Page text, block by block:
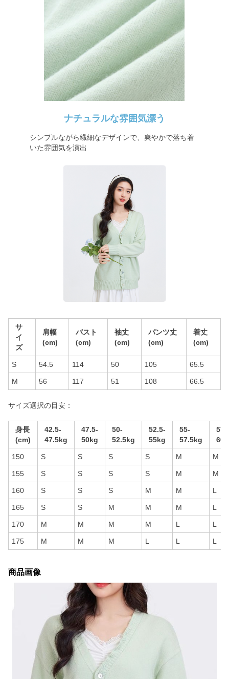
ナチュラルな雰囲気漂う
シンプルながら繊細なデザインで、爽やかで落ち着
いた雰囲気を演出
サ
イ
ズ
肩幅
(cm)
バスト
(cm)
袖丈
(cm)
パンツ丈
(cm)
着丈
(cm)
S 54.5 114 50 105 65.5
M 56 117 51 108 66.5
サイズ選択の目安：
身長
(cm)
42.5-
47.5kg
47.5-
50kg
50-
52.5kg
52.5-
55kg
55-
57.5kg
150 S S S S M M
155 S S S S M M
160 S S S M M L
165 S S M M M L
170 M M M M L L
175 M M M L L L
商品画像